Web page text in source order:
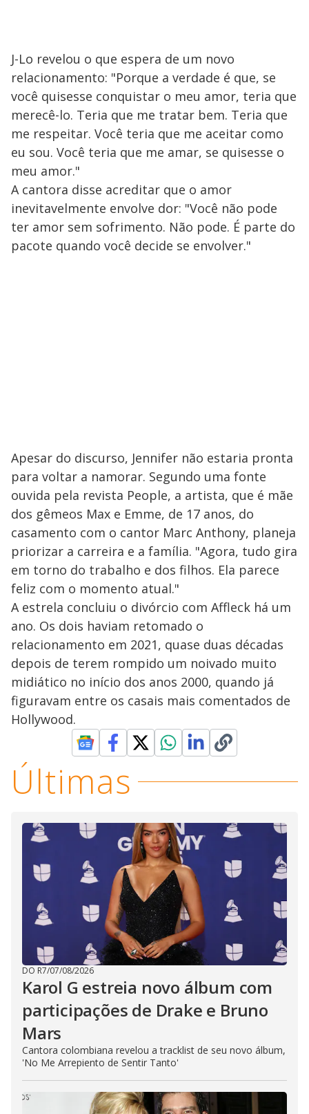
J-Lo revelou o que espera de um novo
relacionamento: "Porque a verdade é que, se
você quisesse conquistar o meu amor, teria que
merecê-lo. Teria que me tratar bem. Teria que
me respeitar. Você teria que me aceitar como
eu sou. Você teria que me amar, se quisesse o
meu amor."
A cantora ​disse acreditar que o amor
inevitavelmente envolve dor: "Você não pode
ter amor sem sofrimento. Não pode. É​ parte do
pacote quando você decide se envolver."
Apesar do discurso, Jennifer não estaria pronta
para voltar a namorar. Segundo uma fonte
ouvida pela revista People, a artista, que é mãe
dos gêmeos Max e Emme, de 17 anos, do
casamento com o cantor Marc Anthony, planeja
priorizar a carreira e a família. "Agora, tudo gira
em torno do trabalho e dos filhos. Ela parece
feliz com o momento atual."
A estrela concluiu o divórcio com Affleck há um
ano. Os dois haviam retomado o
relacionamento em 2021, quase duas décadas
depois de terem rompido um noivado muito
midiático no início dos anos 2000, quando já
figuravam entre os casais mais comentados de
Hollywood.
Últimas
DO R7/07/08/2026
Karol G estreia novo álbum com
participações de Drake e Bruno
Mars
Cantora colombiana revelou a ​tracklist de seu novo álbum,
'No Me Arrepiento de Sentir Tanto'